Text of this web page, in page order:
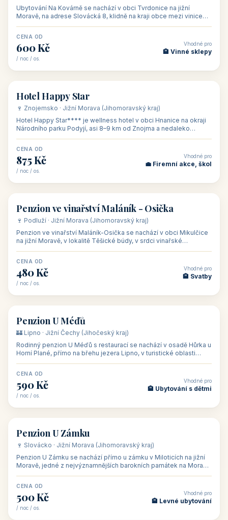
Ubytování Na Kovárně se nachází v obci Tvrdonice na jižní
Moravě, na adrese Slovácká 8, klidně na kraji obce mezi vinicemi,
CENA OD
600 Kč
/ noc / os.
Vhodné pro
🏨 Vinné sklepy
🏨 hotel
Hotel Happy Star
🍷 Znojemsko · Jižní Morava (Jihomoravský kraj)
Hotel Happy Star**** je wellness hotel v obci Hnanice na okraji
Národního parku Podyjí, asi 8–9 km od Znojma a nedaleko
CENA OD
875 Kč
/ noc / os.
Vhodné pro
💼 Firemní akce, škol
🏡 penzion
Penzion ve vinařství Maláník - Osička
🍷 Podluží · Jižní Morava (Jihomoravský kraj)
Penzion ve vinařství Maláník-Osička se nachází v obci Mikulčice
na jižní Moravě, v lokalitě Těšické búdy, v srdci vinařské
CENA OD
480 Kč
/ noc / os.
Vhodné pro
🏨 Svatby
🏡 penzion
Penzion U Méďů
🏰 Lipno · Jižní Čechy (Jihočeský kraj)
Rodinný penzion U Méďů s restaurací se nachází v osadě Hůrka u
Horní Plané, přímo na břehu jezera Lipno, v turistické oblasti
CENA OD
590 Kč
/ noc / os.
Vhodné pro
🏨 Ubytování s dětmi
🏡 penzion
Penzion U Zámku
🍷 Slovácko · Jižní Morava (Jihomoravský kraj)
Penzion U Zámku se nachází přímo u zámku v Miloticích na jižní
Moravě, jedné z nejvýznamnějších barokních památek na Moravě,
CENA OD
500 Kč
/ noc / os.
Vhodné pro
🏨 Levné ubytování